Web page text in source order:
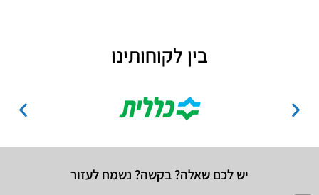
בין לקוחותינו
יש לכם שאלה? בקשה? נשמח לעזור